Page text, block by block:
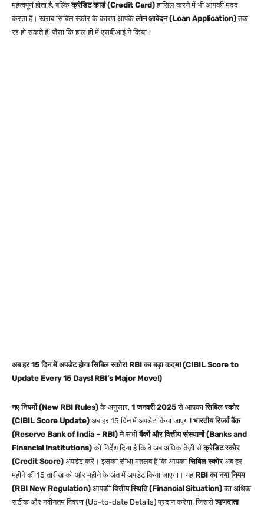
महत्वपूर्ण होता है, बल्किक्रेडिट कार्ड (Credit Card)हासिल करने में भी आपकी मदद
करता है। खराब सिबिल स्कोर के कारण आपकेलोन आवेदन (Loan Application)तक
रद्द हो सकते हैं, जैसा कि हाल ही में एसबीआई ने किया।
अब हर 15 दिन में अपडेट होगा सिबिल स्कोर! RBI का बड़ा कदम! (CIBIL Score to
Update Every 15 Days! RBI’s Major Move!)
नए नियमों (New RBI Rules)के अनुसार, 1 जनवरी 2025से आपकासिबिल स्कोर
(CIBIL Score Update) अब हर 15 दिन में अपडेट किया जाएगा! भारतीय रिजर्व बैंक
(Reserve Bank of India – RBI)ने सभीबैंकों और वित्तीय संस्थानों (Banks and
Financial Institutions)को निर्देश दिया है कि वे अब अधिक तेज़ी सेक्रेडिट स्कोर
(Credit Score) अपडेट करें। इसका सीधा मतलब है कि आपकासिबिल स्कोरअब हर
महीने की 15 तारीख को और महीने के अंत में अपडेट किया जाएगा। यह RBI का नया नियम
(RBI New Regulation) आपकीवित्तीय स्थिति (Financial Situation)का अधिक
सटीक और नवीनतम विवरण (Up-to-date Details) प्रदान करेगा, जिससेऋणदाता